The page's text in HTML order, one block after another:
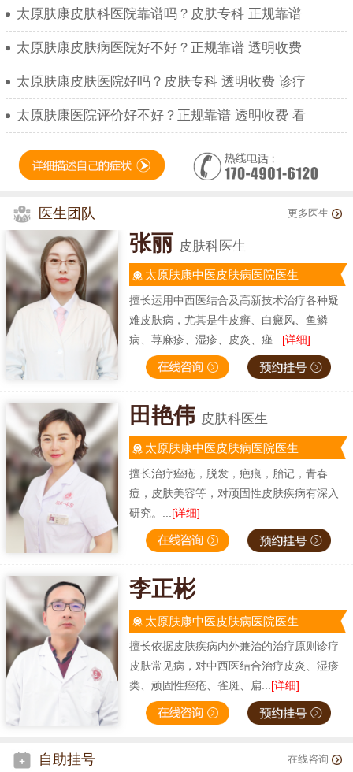
太原肤康皮肤科医院靠谱吗？皮肤专科 正规靠谱
太原肤康皮肤病医院好不好？正规靠谱 透明收费
太原肤康皮肤医院好吗？皮肤专科 透明收费 诊疗
太原肤康医院评价好不好？正规靠谱 透明收费 看
医生团队 更多医生
张丽 皮肤科医生
太原肤康中医皮肤病医院医生
擅长运用中西医结合及高新技术治疗各种疑
难皮肤病，尤其是牛皮癣、白癜风、鱼鳞
病、荨麻疹、湿疹、皮炎、痤... [详细]
田艳伟 皮肤科医生
太原肤康中医皮肤病医院医生
擅长治疗痤疮，脱发，疤痕，胎记，青春
痘，皮肤美容等，对顽固性皮肤疾病有深入
研究。... [详细]
李正彬
太原肤康中医皮肤病医院医生
擅长依据皮肤疾病内外兼治的治疗原则诊疗
皮肤常见病，对中西医结合治疗皮炎、湿疹
类、顽固性痤疮、雀斑、扁...[详细]
自助挂号 在线咨询